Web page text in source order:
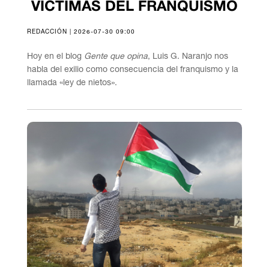
VÍCTIMAS DEL FRANQUISMO
REDACCIÓN | 2026-07-30 09:00
Hoy en el blog Gente que opina, Luis G. Naranjo nos
habla del exilio como consecuencia del franquismo y la
llamada «ley de nietos».